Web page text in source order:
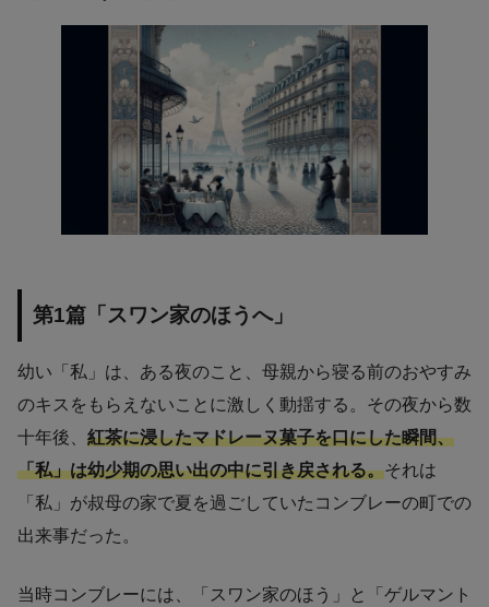
第1篇「スワン家のほうへ」
幼い「私」は、ある夜のこと、母親から寝る前のおやすみ
のキスをもらえないことに激しく動揺する。その夜から数
十年後、 紅茶に浸したマドレーヌ菓子を口にした瞬間、
「私」は幼少期の思い出の中に引き戻される。それは
「私」が叔母の家で夏を過ごしていたコンブレーの町での
出来事だった。
当時コンブレーには、「スワン家のほう」と「ゲルマント